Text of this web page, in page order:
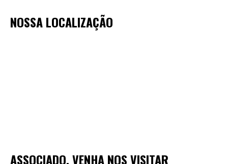
NOSSA LOCALIZAÇÃO
ASSOCIADO, VENHA NOS VISITAR